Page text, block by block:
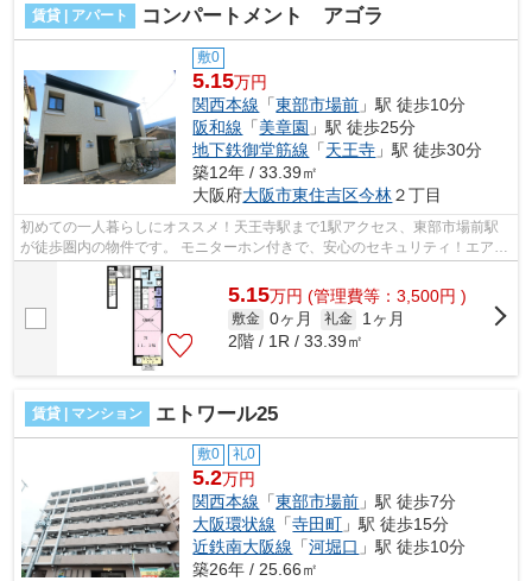
賃貸 | アパート コンパートメント アゴラ
敷0
5.15万円
関西本線 「東部市場前 」駅 徒歩10分
阪和線 「美章園 」駅 徒歩25分
地下鉄御堂筋線 「天王寺 」駅 徒歩30分
築12年 / 33.39㎡
大阪府大阪市東住吉区今林２丁目
初めての一人暮らしにオススメ！天王寺駅まで1駅アクセス、東部市場前駅
が徒歩圏内の物件です。 モニターホン付きで、安心のセキュリティ！エアコ
ン・浴室乾燥機などの設備がございま...
5.15万円 (管理費等：3,500円 )
敷金 0ヶ月 礼金
1ヶ月
2階 / 1R / 33.39㎡
賃貸 | マンション エトワール25
敷0 礼0
5.2万円
関西本線 「東部市場前 」駅 徒歩7分
大阪環状線 「寺田町 」駅 徒歩15分
近鉄南大阪線 「河堀口 」駅 徒歩10分
築26年 / 25.66㎡